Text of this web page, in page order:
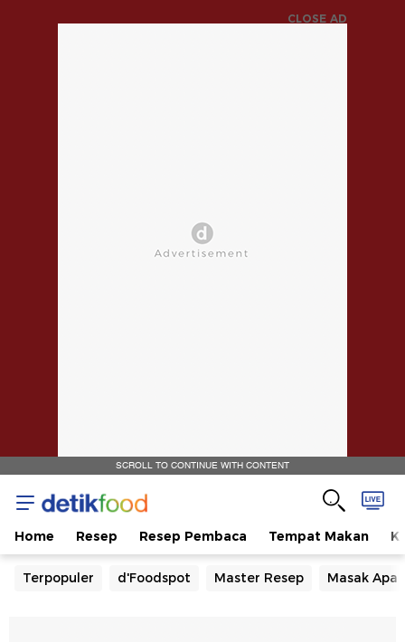
CLOSE AD
SCROLL TO CONTINUE WITH CONTENT
Home Resep Resep Pembaca Tempat Makan
Terpopuler d'Foodspot Master Resep Masak Apa